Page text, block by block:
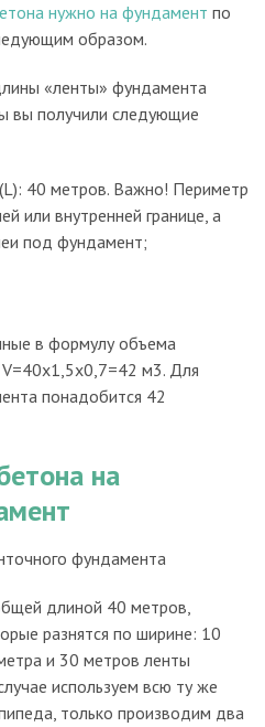
нужно на фундамент по
образом.
«ленты» фундамента
вы получили следующие
40 метров. Важно! Периметр
или внутренней границе, а
под фундамент;
в формулу объема
V=40х1,5х0,7=42 м3. Для
понадобится 42
на
длиной 40 метров,
разнятся по ширине: 10
и 30 метров ленты
используем всю ту же
только производим два